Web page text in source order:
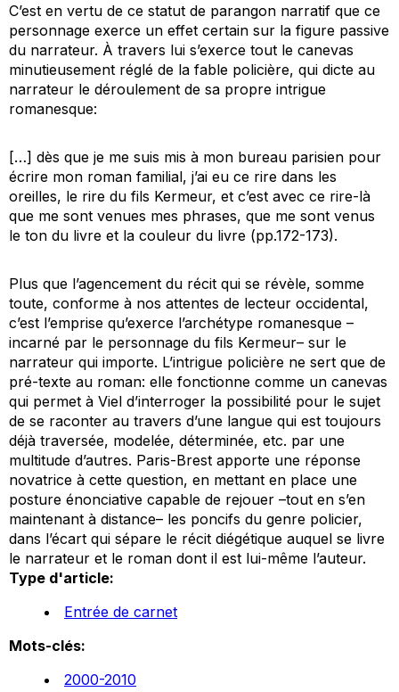
C’est en vertu de ce statut de parangon narratif que ce
personnage exerce un effet certain sur la figure passive
du narrateur. À travers lui s’exerce tout le canevas
minutieusement réglé de la fable policière, qui dicte au
narrateur le déroulement de sa propre intrigue
romanesque:
[…] dès que je me suis mis à mon bureau parisien pour
écrire mon roman familial, j’ai eu ce rire dans les
oreilles, le rire du fils Kermeur, et c’est avec ce rire-là
que me sont venues mes phrases, que me sont venus
le ton du livre et la couleur du livre (pp.172-173).
Plus que l’agencement du récit qui se révèle, somme
toute, conforme à nos attentes de lecteur occidental,
c’est l’emprise qu’exerce l’archétype romanesque –
incarné par le personnage du fils Kermeur– sur le
narrateur qui importe. L’intrigue policière ne sert que de
pré-texte au roman: elle fonctionne comme un canevas
qui permet à Viel d’interroger la possibilité pour le sujet
de se raconter au travers d’une langue qui est toujours
déjà traversée, modelée, déterminée, etc. par une
multitude d’autres. Paris-Brest apporte une réponse
novatrice à cette question, en mettant en place une
posture énonciative capable de rejouer –tout en s’en
maintenant à distance– les poncifs du genre policier,
dans l’écart qui sépare le récit diégétique auquel se livre
le narrateur et le roman dont il est lui-même l’auteur.
Type d'article:
Entrée de carnet
Mots-clés:
2000-2010